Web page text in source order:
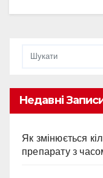
Недавні
Як змінюється
препарату з